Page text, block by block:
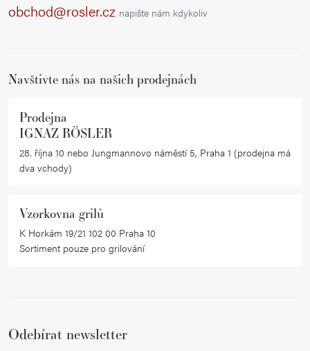
c
r
u
obchod@rosler.cz napište nám kdykoliv
Navštivte nás na našich prodejnách
Prodejna
IGNAZ RÖSLER
28. října 10 nebo Jungmannovo náměstí 5, Praha 1 (prodejna má
dva vchody)
Vzorkovna grilů
K Horkám 19/21 102 00 Praha 10
Sortiment pouze pro grilování
Odebírat newsletter